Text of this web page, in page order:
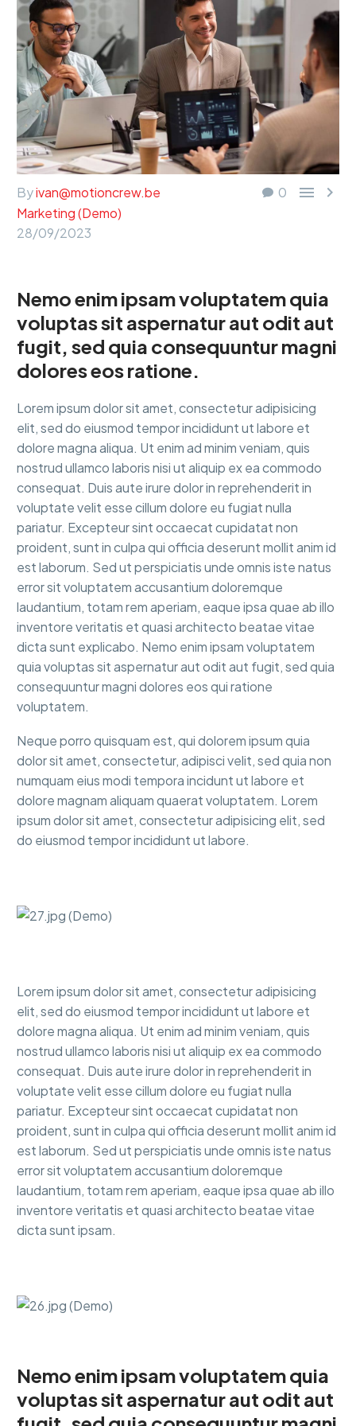
0  
Byivan@motioncrew.be
Marketing (Demo)
28/09/2023
Nemo enim ipsam voluptatem quia
voluptas sit aspernatur aut odit aut
fugit, sed quia consequuntur magni
dolores eos ratione.
Lorem ipsum dolor sit amet, consectetur adipisicing
elit, sed do eiusmod tempor incididunt ut labore et
dolore magna aliqua. Ut enim ad minim veniam, quis
nostrud ullamco laboris nisi ut aliquip ex ea commodo
consequat. Duis aute irure dolor in reprehenderit in
voluptate velit esse cillum dolore eu fugiat nulla
pariatur. Excepteur sint occaecat cupidatat non
proident, sunt in culpa qui officia deserunt mollit anim id
est laborum. Sed ut perspiciatis unde omnis iste natus
error sit voluptatem accusantium doloremque
laudantium, totam rem aperiam, eaque ipsa quae ab illo
inventore veritatis et quasi architecto beatae vitae
dicta sunt explicabo. Nemo enim ipsam voluptatem
quia voluptas sit aspernatur aut odit aut fugit, sed quia
consequuntur magni dolores eos qui ratione
voluptatem.
Neque porro quisquam est, qui dolorem ipsum quia
dolor sit amet, consectetur, adipisci velit, sed quia non
numquam eius modi tempora incidunt ut labore et
dolore magnam aliquam quaerat voluptatem. Lorem
ipsum dolor sit amet, consectetur adipisicing elit, sed
do eiusmod tempor incididunt ut labore.
Lorem ipsum dolor sit amet, consectetur adipisicing
elit, sed do eiusmod tempor incididunt ut labore et
dolore magna aliqua. Ut enim ad minim veniam, quis
nostrud ullamco laboris nisi ut aliquip ex ea commodo
consequat. Duis aute irure dolor in reprehenderit in
voluptate velit esse cillum dolore eu fugiat nulla
pariatur. Excepteur sint occaecat cupidatat non
proident, sunt in culpa qui officia deserunt mollit anim id
est laborum. Sed ut perspiciatis unde omnis iste natus
error sit voluptatem accusantium doloremque
laudantium, totam rem aperiam, eaque ipsa quae ab illo
inventore veritatis et quasi architecto beatae vitae
dicta sunt ipsam.
Nemo enim ipsam voluptatem quia
voluptas sit aspernatur aut odit aut